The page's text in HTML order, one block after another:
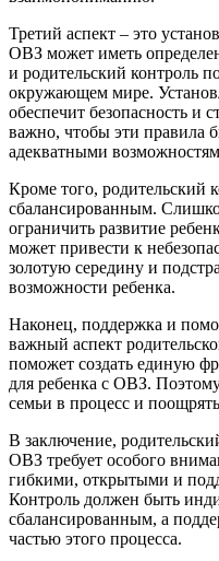
Третий аспект – это
ОВЗ может иметь
и родительский контроль
окружающем мире.
обеспечит безопасность и
важно, чтобы эти правила
адекватными
Кроме того, родительский
сбалансированным.
ограничить развитие
может привести к
золотую середину и
возможности ребенка.
Наконец, поддержка и
важный аспект
поможет создать единую
для ребенка с ОВЗ.
семьи в процесс и
В заключение,
ОВЗ требует особого
гибкими, открытыми и
Контроль должен быть
сбалансированным, а
частью этого процесса.